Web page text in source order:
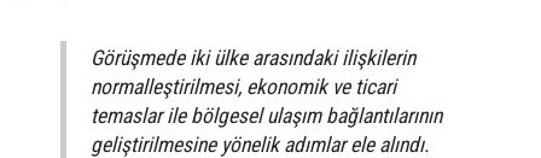
Görüşmede iki ülke arasındaki ilişkilerin
normalleştirilmesi, ekonomik ve ticari
temaslar ile bölgesel ulaşım bağlantılarının
geliştirilmesine yönelik adımlar ele alındı.